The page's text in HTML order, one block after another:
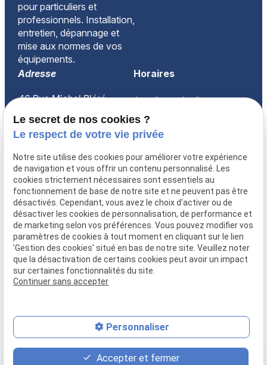
pour particuliers et
professionnels. Installation,
entretien, dépannage et
mise aux normes de vos
équipements.
Adresse
46 Rue Michel Bléré
60260 LAMORLAYE
Horaires
Lundi-vendredi
08:30-18:00
Accueil
Qui sommes-nous ?
Prestations
FAQ
Actualités
Recrutement
Devis
Contact
place feed phone
Le secret de nos cookies ?
Le respect de votre vie privée
Notre site utilise des cookies pour améliorer votre expérience
de navigation et vous offrir un contenu personnalisé. Les
cookies strictement nécessaires sont essentiels au
fonctionnement de base de notre site et ne peuvent pas être
désactivés. Cependant, vous avez le choix d'activer ou de
désactiver les cookies de personnalisation, de performance et
de marketing selon vos préférences. Vous pouvez modifier vos
paramètres de cookies à tout moment en cliquant sur le lien
'Gestion des cookies' situé en bas de notre site. Veuillez noter
que la désactivation de certains cookies peut avoir un impact
sur certaines fonctionnalités du site.
Continuer sans accepter
Personnaliser
Accepter et fermer